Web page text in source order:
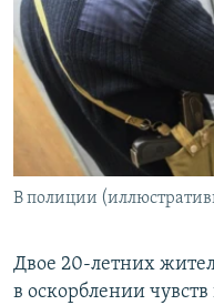
РАСПИСАНИЕ
ПОДПИШИТЕСЬ НА
СОЦИАЛЬНЫЕ СЕТИ
Все сайты РСЕ/РС
В полиции
Двое 20-летних
в оскорблении